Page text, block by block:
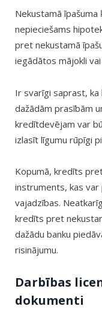
Nekustamā
nepieciešams
pret nekustamā
iegādātos mājokli
Ir svarīgi saprast,
dažādām prasībām
kredītdevējam var
izlasīt līgumu rūpīgi
Kopumā, kredīts
instruments, kas var
vajadzības.
kredīts pret
dažādu banku
risinājumu.
Darbības
dokumenti